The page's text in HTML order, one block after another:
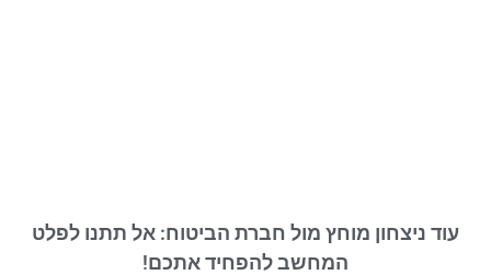
עוד ניצחון מוחץ מול חברת הביטוח: אל תתנו לפלט
המחשב להפחיד אתכם!